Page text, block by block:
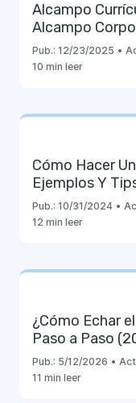
Alcampo
Alcampo
Pub.: 12/23/2025 •
10 min leer
Cómo Hacer
Ejemplos Y
Pub.: 10/31/2024 •
12 min leer
¿Cómo Echar
Paso a Paso
Pub.: 5/12/2026 •
11 min leer